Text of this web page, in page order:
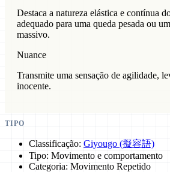
Destaca a natureza elástica e contínua
adequado para uma queda pesada ou
massivo.
Nuance
Transmite uma sensação de agilidade,
inocente.
TIPO
Classificação: Giyougo (擬容語)
Tipo: Movimento e comportamento
Categoria: Movimento Repetido